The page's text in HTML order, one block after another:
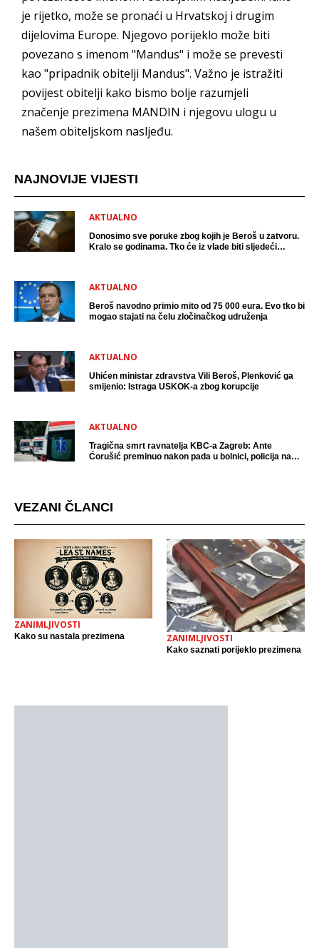
je rijetko, može se pronaći u Hrvatskoj i drugim
dijelovima Europe. Njegovo porijeklo može biti
povezano s imenom "Mandus" i može se prevesti
kao "pripadnik obitelji Mandus". Važno je istražiti
povijest obitelji kako bismo bolje razumjeli
značenje prezimena MANDIN i njegovu ulogu u
našem obiteljskom nasljeđu.
NAJNOVIJE VIJESTI
AKTUALNO
Donosimo sve poruke zbog kojih je Beroš u zatvoru.
Kralo se godinama. Tko će iz vlade biti sljedeći
AKTUALNO
Beroš navodno primio mito od 75 000 eura. Evo tko bi
mogao stajati na čelu zločinačkog udruženja
AKTUALNO
Uhićen ministar zdravstva Vili Beroš, Plenković ga
smijenio: Istraga USKOK-a zbog korupcije
AKTUALNO
Tragična smrt ravnatelja KBC-a Zagreb: Ante
Ćorušić preminuo nakon pada u bolnici, policija na
VEZANI ČLANCI
ZANIMLJIVOSTI
Kako su nastala prezimena ZANIMLJIVOSTI
Kako saznati porijeklo prezimena